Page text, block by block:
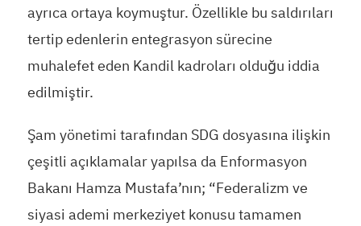
ayrıca ortaya koymuştur. Özellikle bu saldırıları
tertip edenlerin entegrasyon sürecine
muhalefet eden Kandil kadroları olduğu iddia
edilmiştir.
Şam yönetimi tarafından SDG dosyasına ilişkin
çeşitli açıklamalar yapılsa da Enformasyon
Bakanı Hamza Mustafa’nın; “Federalizm ve
siyasi ademi merkeziyet konusu tamamen